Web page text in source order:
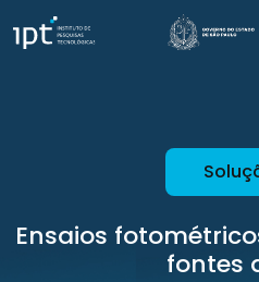
Ensaios
fontes